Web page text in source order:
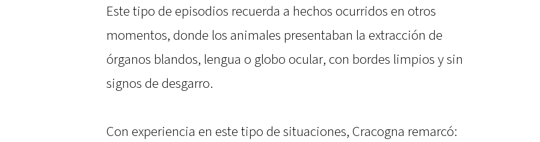
Este tipo de episodios recuerda a hechos ocurridos en otros
momentos, donde los animales presentaban la extracción de
órganos blandos, lengua o globo ocular, con bordes limpios y sin
signos de desgarro.
Con experiencia en este tipo de situaciones, Cracogna remarcó: